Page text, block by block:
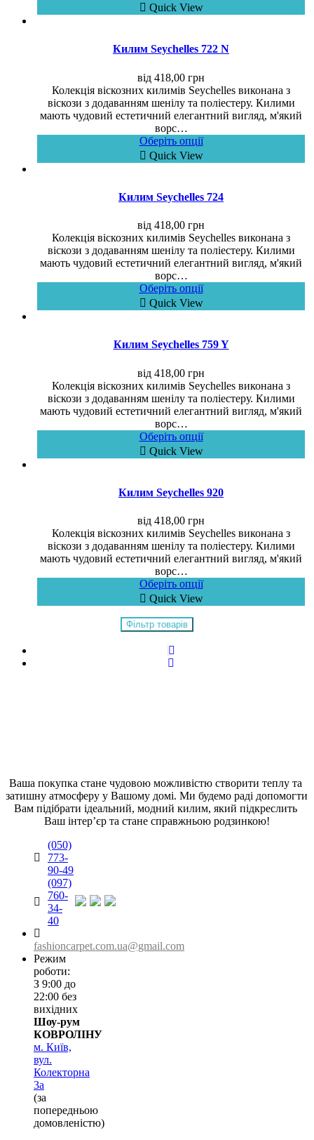
Quick View
Килим Seychelles 722 N
від 418,00 грн
Колекція віскозних килимів Seychelles виконана з
віскози з додаванням шенілу та поліестеру. Килими
мають чудовий естетичний елегантний вигляд, м'який
ворс…
Оберіть опції
Quick View
Килим Seychelles 724
від 418,00 грн
Колекція віскозних килимів Seychelles виконана з
віскози з додаванням шенілу та поліестеру. Килими
мають чудовий естетичний елегантний вигляд, м'який
ворс…
Оберіть опції
Quick View
Килим Seychelles 759 Y
від 418,00 грн
Колекція віскозних килимів Seychelles виконана з
віскози з додаванням шенілу та поліестеру. Килими
мають чудовий естетичний елегантний вигляд, м'який
ворс…
Оберіть опції
Quick View
Килим Seychelles 920
від 418,00 грн
Колекція віскозних килимів Seychelles виконана з
віскози з додаванням шенілу та поліестеру. Килими
мають чудовий естетичний елегантний вигляд, м'який
ворс…
Оберіть опції
Quick View
Фільтр товарів
Ваша покупка стане чудовою можливістю створити теплу та
затишну атмосферу у Вашому домі. Ми будемо раді допомогти
Вам підібрати ідеальний, модний килим, який підкреслить
Ваш інтер’єр та стане справжньою родзинкою!
(050)
773-
90-49
(097)
760-
34-
40
fashioncarpet.com.ua@gmail.com
Режим
роботи:
З 9:00 до
22:00 без
вихідних
Шоу-рум
КОВРОЛІНУ
м. Київ,
вул.
Колекторна
3а
(за
попередньою
домовленістю)